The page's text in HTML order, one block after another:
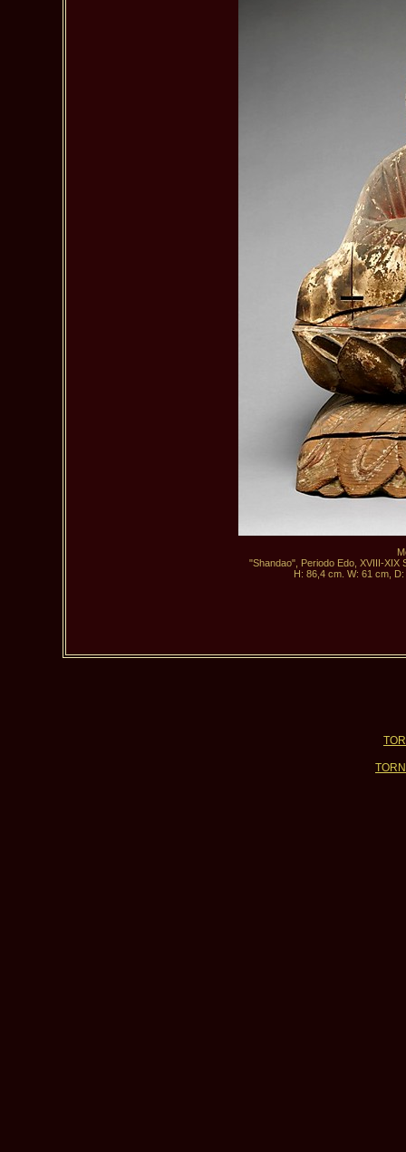
"Shandao", Periodo Edo, XVIII-
H: 86,4 cm. W: 61 cm,